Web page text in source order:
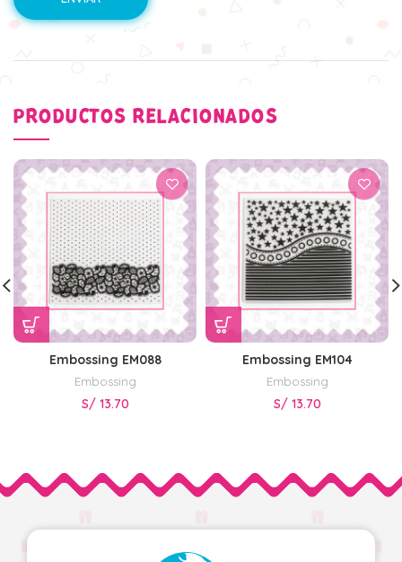
PRODUCTOS RELACIONADOS
Embossing EM088
Embossing
S/ 13.70
Embossing EM104
Embossing
S/ 13.70